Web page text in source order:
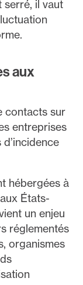
serré, il vaut
aux
contacts sur
entreprises
hébergées à
États-
un enjeu
réglementés
organismes